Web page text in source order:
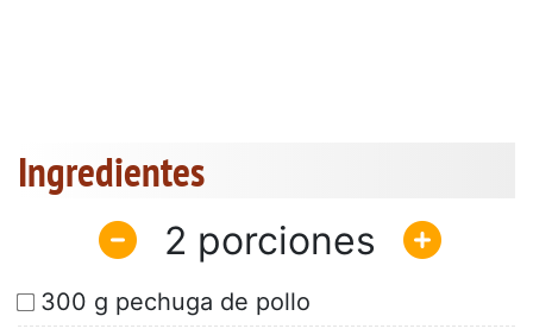
Ingredientes
2
300 g pechuga de pollo